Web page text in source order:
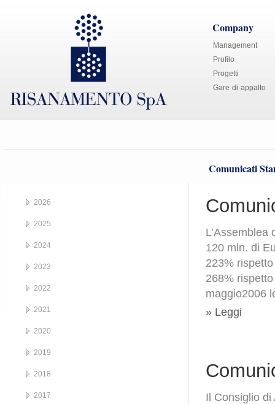
Company
Management
Profilo
Progetti
Gare di appalto
Comunicati
120 mln. di
223%
268%
maggio2006
» Leggi
Il Consiglio
2026
2025
2024
2023
2022
2021
2020
2019
2018
2017